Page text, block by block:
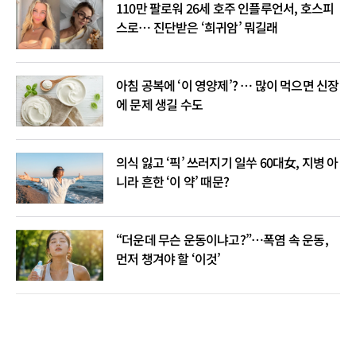
110만 팔로워 26세 호주 인플루언서, 호스피
스로… 진단받은 ‘희귀암’ 뭐길래
아침 공복에 ‘이 영양제’? … 많이 먹으면 신장
에 문제 생길 수도
의식 잃고 ‘픽’ 쓰러지기 일쑤 60대女, 지병 아
니라 흔한 ‘이 약’ 때문?
“더운데 무슨 운동이냐고?”…폭염 속 운동,
먼저 챙겨야 할 ‘이것’